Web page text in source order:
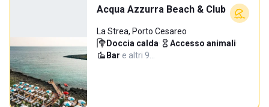
Acqua Azzurra Beach & Club
La Strea, Porto Cesareo
Doccia calda· Accesso animali·
Bar·e altri 9…